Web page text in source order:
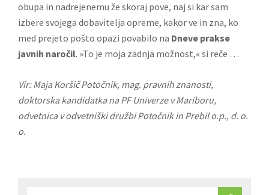
obupa in nadrejenemu že skoraj pove, naj si kar sam
izbere svojega dobavitelja opreme, kakor ve in zna, ko
med prejeto pošto opazi povabilo na Dneve prakse
javnih naročil. »To je moja zadnja možnost,« si reče …
Vir: Maja Koršič Potočnik, mag. pravnih znanosti,
doktorska kandidatka na PF Univerze v Mariboru,
odvetnica v odvetniški družbi Potočnik in Prebil o.p., d. o.
o.